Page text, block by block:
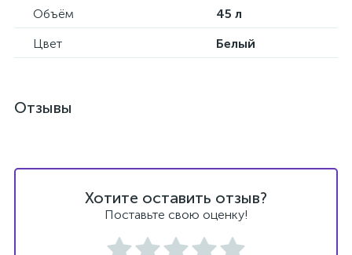
Объём
45 л
Цвет
Белый
Отзывы
Хотите оставить отзыв?
Поставьте свою оценку!